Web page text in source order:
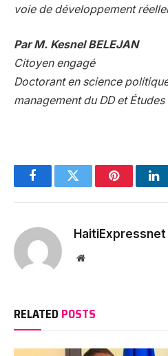
voie de développement
Par M. Kesnel BELEJAN
Citoyen engagé
Doctorant en science
management du DD et
FacebookTwitter Pinterest
HaitiExpressnet
Website
RELATED POSTS